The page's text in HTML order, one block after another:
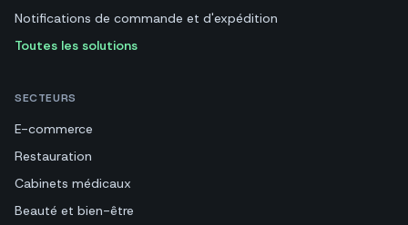
Notifications de commande et d'expédition
Toutes les solutions
SECTEURS
E-commerce
Restauration
Cabinets médicaux
Beauté et bien-être